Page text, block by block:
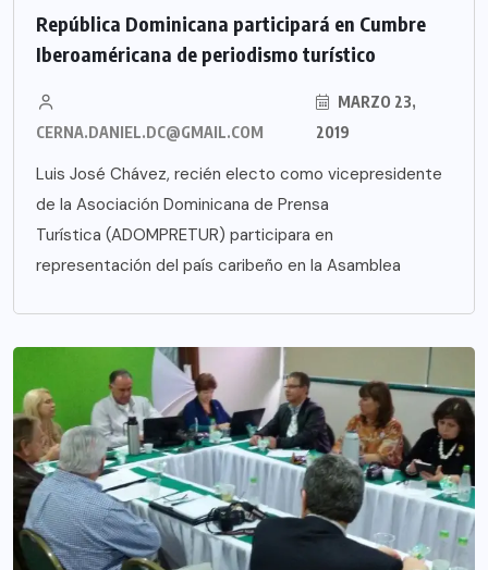
República Dominicana participará en Cumbre
Iberoaméricana de periodismo turístico
CERNA.DANIEL.DC@GMAIL.COM
MARZO 23,
2019
Luis José Chávez, recién electo como vicepresidente
de la Asociación Dominicana de Prensa
Turística (ADOMPRETUR) participara en
representación del país caribeño en la Asamblea